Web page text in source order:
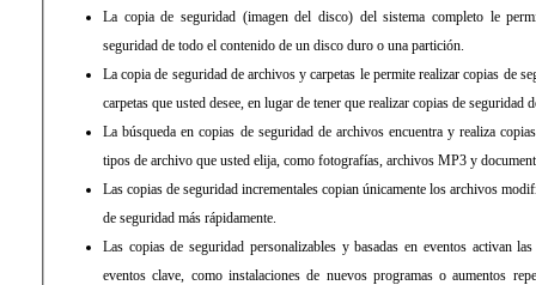
La copia de seguridad (imagen del disco) del sistema completo le
seguridad de todo el contenido de un disco duro o una partición.
La copia de seguridad de archivos y carpetas le permite realizar copias de
carpetas que usted desee, en lugar de tener que realizar copias de seguridad
La búsqueda en copias de seguridad de archivos encuentra y realiza
tipos de archivo que usted elija, como fotografías, archivos MP3 y
Las copias de seguridad incrementales copian únicamente los archivos
de seguridad más rápidamente.
Las copias de seguridad personalizables y basadas en eventos activan
eventos clave, como instalaciones de nuevos programas o aumentos